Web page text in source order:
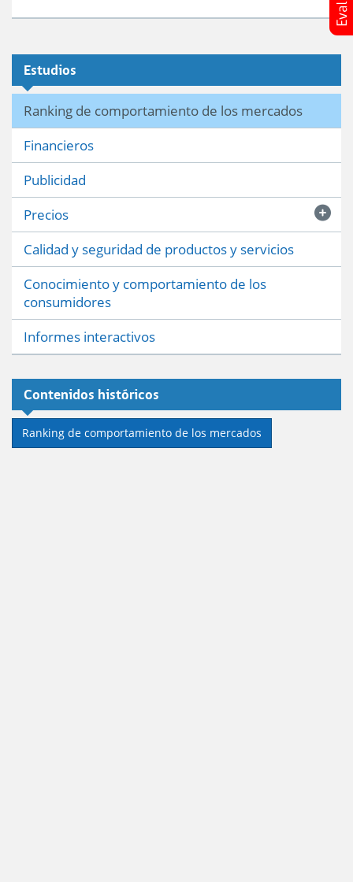
Estudios
Ranking de comportamiento de los mercados
Financieros
Publicidad
Precios
Calidad y seguridad de productos y servicios
Conocimiento y comportamiento de los
consumidores
Informes interactivos
Contenidos históricos
Ranking de comportamiento de los mercados